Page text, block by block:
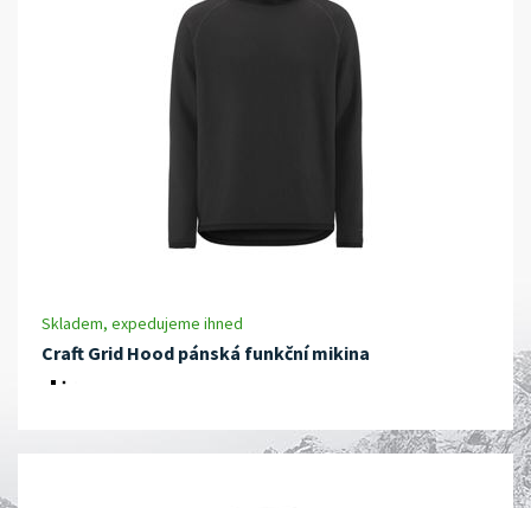
Skladem, expedujeme ihned
Craft Grid Hood pánská funkční mikina